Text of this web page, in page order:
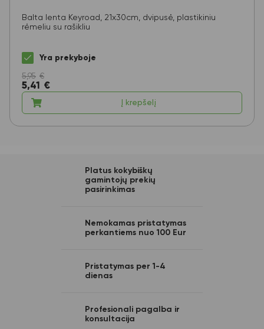
Balta lenta Keyroad, 21x30cm, dvipusė, plastikiniu
rėmeliu su rašikliu
Yra prekyboje
5,95 €
5,41 €
Į krepšelį
Platus kokybiškų
gamintojų prekių
pasirinkimas
Nemokamas pristatymas
perkantiems nuo 100 Eur
Pristatymas per 1-4
dienas
Profesionali pagalba ir
konsultacija